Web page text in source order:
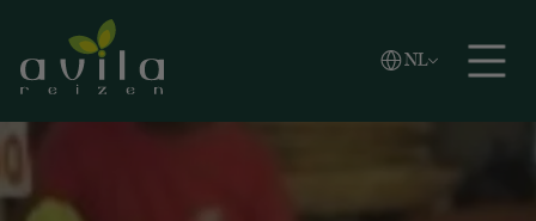
Zoeken
NL
Vlaams
English